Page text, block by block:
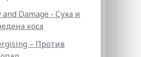
and Damage - Суха и
коса
– Против